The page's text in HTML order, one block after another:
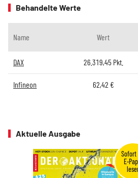
Behandelte Werte
Name Wert
DAX 26.319,45Pkt.
Infineon 62,42 €
Aktuelle Ausgabe